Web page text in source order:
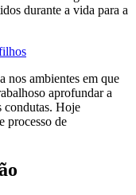
durante a vida para a
nos ambientes em que
aprofundar a
condutas. Hoje
processo de